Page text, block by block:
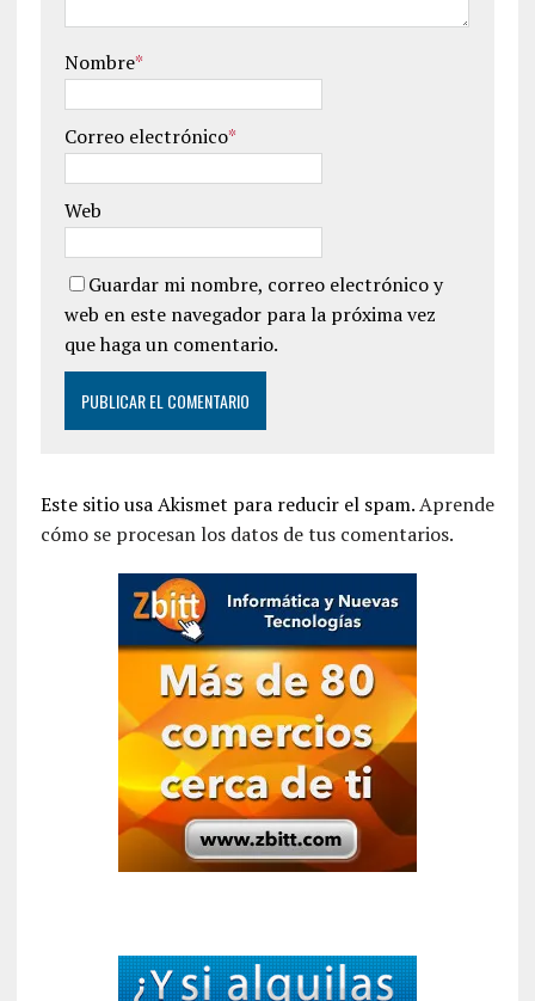
Nombre*
Correo electrónico*
Web
Guardar mi nombre, correo electrónico y
web en este navegador para la próxima vez
que haga un comentario.
Este sitio usa Akismet para reducir el spam.Aprende
cómo se procesan los datos de tus comentarios.